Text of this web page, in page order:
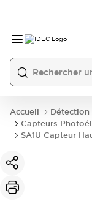
Accueil Détection
Capteurs
SA1U Capteur